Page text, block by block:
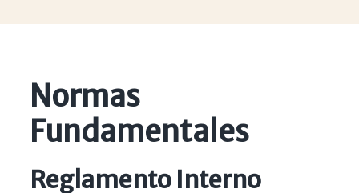
Normas
Fundamentales
Reglamento Interno